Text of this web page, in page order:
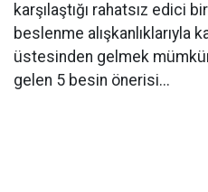
karşılaştığı rahatsız edici
beslenme alışkanlıklarıyla
üstesinden gelmek
gelen 5 besin önerisi...